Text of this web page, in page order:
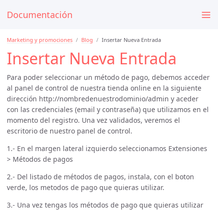
Documentación
Marketing y promociones Blog Insertar Nueva Entrada
Insertar Nueva Entrada
Para poder seleccionar un método de pago, debemos acceder
al panel de control de nuestra tienda online en la siguiente
dirección http://nombredenuestrodominio/admin y aceder
con las credenciales (email y contraseña) que utilizamos en el
momento del registro. Una vez validados, veremos el
escritorio de nuestro panel de control.
1.- En el margen lateral izquierdo seleccionamos Extensiones
> Métodos de pagos
2.- Del listado de métodos de pagos, instala, con el boton
verde, los metodos de pago que quieras utilizar.
3.- Una vez tengas los métodos de pago que quieras utilizar